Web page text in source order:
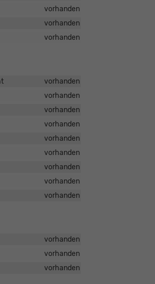
vorhanden
vorhanden
vorhanden
vorhanden
vorhanden
vorhanden
vorhanden
vorhanden
vorhanden
vorhanden
vorhanden
vorhanden
vorhanden
vorhanden
vorhanden